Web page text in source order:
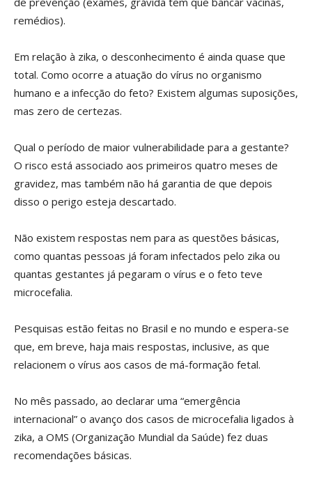
remédios).
Em relação à zika, o desconhecimento é ainda quase que
total. Como ocorre a atuação do vírus no organismo
humano e a infecção do feto? Existem algumas suposições,
mas zero de certezas.
Qual o período de maior vulnerabilidade para a gestante?
O risco está associado aos primeiros quatro meses de
gravidez, mas também não há garantia de que depois
disso o perigo esteja descartado.
Não existem respostas nem para as questões básicas,
como quantas pessoas já foram infectados pelo zika ou
quantas gestantes já pegaram o vírus e o feto teve
microcefalia.
Pesquisas estão feitas no Brasil e no mundo e espera-se
que, em breve, haja mais respostas, inclusive, as que
relacionem o vírus aos casos de má-formação fetal.
No mês passado, ao declarar uma “emergência
internacional” o avanço dos casos de microcefalia ligados à
zika, a OMS (Organização Mundial da Saúde) fez duas
recomendações básicas.